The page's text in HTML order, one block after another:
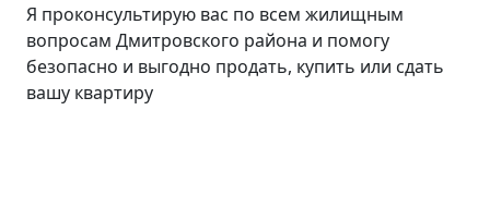
Я проконсультирую вас по всем жилищным
вопросам Дмитровского района и помогу
безопасно и выгодно продать, купить или сдать
вашу квартиру